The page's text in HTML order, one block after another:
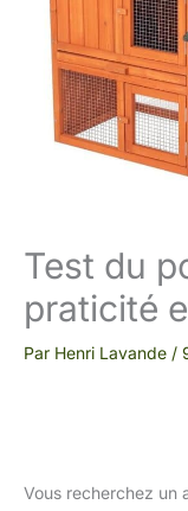
Test du
praticité
Par Henri Lavande /
Vous recherchez un